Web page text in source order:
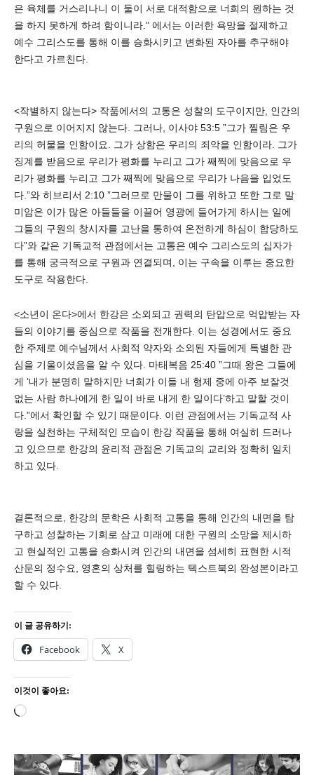
은 육체를 거스리나니 이 둘이 서로 대적함으로 너희의 원하는 것
을 하지 못하게 하려 함이니라.” 에서는 이러한 욕망을 절제하고
예수 그리스도를 통해 이를 승화시키고 변화된 자아를 추구해야
한다고 가르친다.
<작별하지 않는다> 작품에서의 고통은 성찰의 도구이지만, 인간의
구원으로 이어지지 않는다. 그러나, 이사야 53:5 ”그가 찔림은 우
리의 허물을 인함이요. 그가 상함은 우리의 죄악을 인함이라. 그가
징계를 받음으로 우리가 평화를 누리고 그가 째찍에 맞음으로 우
리가 평화를 누리고 그가 째찍에 맞음으로 우리가 나음을 입었도
다.”와 히브리서 2:10 ”그러므로 만물이 그를 위하고 또한 그로 말
미암은 이가 많은 아들들을 이끌어 영광에 들어가게 하시는 일에
그들의 구원의 창시자를 고난을 통하여 온전하게 하심이 합당하도
다”와 같은 기독교적 관점에서는 고통은 예수 그리스도의 십자가
를 통해 궁극적으로 구원과 연결되며, 이는 구속을 이루는 중요한
도구로 작용한다.
<소년이 온다>에서 한강은 소외되고 권력의 탄압으로 억압받는 자
들의 이야기를 중심으로 작품을 전개한다. 이는 성경에서도 중요
한 주제로 예수님께서 사회적 약자와 소외된 자들에게 특별한 관
심을 기울이셨음을 알 수 있다. 마태복음 25:40 ”그때 왕은 그들에
게 ‘내가 분명히 말하지만 너희가 이들 내 형제 중에 아주 보잘것
없는 사람 하나에게 한 일이 바로 내게 한 일이다’하고 말할 것이
다.”에서 확인할 수 있기 때문이다. 이런 관점에서는 기독교적 사
랑을 실천하는 구체적인 모습이 한강 작품을 통해 여실히 드러나
고 있으므로 한강의 윤리적 관점은 기독교의 교리와 정확히 일치
하고 있다.
결론적으로, 한강의 문학은 사회적 고통을 통해 인간의 내면을 탐
구하고 성찰하는 기회로 삼고 미래에 대한 구원의 소망을 제시하
고 현실적인 고통을 승화시켜 인간의 내면을 섬세히 표현한 시적
산문의 정수요, 영혼의 상처를 힐링하는 텍스트북의 완성본이라고
할 수 있다.
이 글 공유하기:
Facebook X
이것이 좋아요:
로